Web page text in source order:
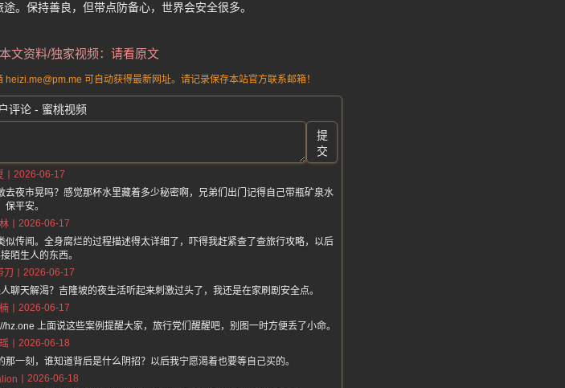
。保持善良，但带点防备心，世界会安全很多。
文资料/独家视频：请看原文
可自动获得最新网址。请记录保存本站官方联系邮箱！
评论 - 蜜桃视频
提
交
2026-06-17
夜市晃吗？感觉那杯水里藏着多少秘密啊，兄弟们出门记得自己带瓶矿泉水
保平安。
2026-06-17
传闻。全身腐烂的过程描述得太详细了，吓得我赶紧查了查旅行攻略，以后
陌生人的东西。
刀
2026-06-17
天解渴？吉隆坡的夜生活听起来刺激过头了，我还是在家刷剧安全点。
2026-06-17
上面说这些案例提醒大家，旅行党们醒醒吧，别图一时方便丢了小命。
2026-06-18
一刻，谁知道背后是什么阴招？以后我宁愿渴着也要等自己买的。
2026-06-18